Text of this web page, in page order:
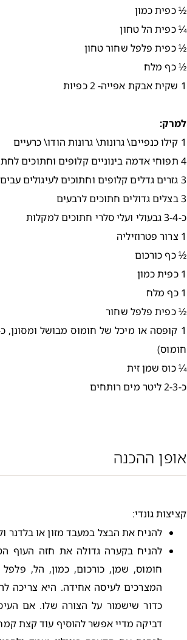
½ כפית כמון
¼ כפית הל טחון
½ כפית פלפל שחור טחון
½ כף מלח
1 שקית אבקת אפייה- 2 כפיות
למרק:
1 קילו כנפיים\ גרונות\ גרונות הודו\ כרעיים
4 תפוחי אדמה בינוניים קלופים וחתוכים לחתיכות גדולות
3 גזרים גדלים קלופים וחתוכים לעיגולים עבים
3 בצלים גדולים חתוכים לרבעים
כ-3-4 גבעולי ועלי סלרי חתוכים למקלות
1 צרור פטרוזיליה
½ כף כורכום
1 כפית כמון
1 כף מלח
½ כפית פלפל שחור
חומוס)
¼ כוס שמן זית
כ-2-3 ליטר מים רותחים
אופן ההכנה
קציצות גונדי:
להניח את הבצל במעבד מזון או בלדנר
להניח בקערה גדולה את חזה העוף
חומוס, שמן, כורכום, כמון, הל,
המצרכים לעיסה אחידה. היא צריכה
כדור שישמור על הצורה שלו. אם
דביקה מדיי אפשר להוסיף עוד קצת